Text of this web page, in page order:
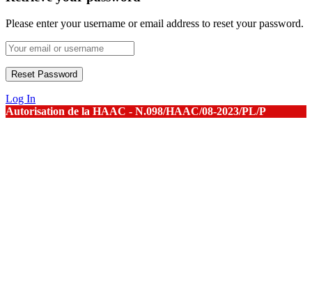
Please enter your username or email address to reset your password.
Log In
Autorisation de la HAAC - N.098/HAAC/08-2023/PL/P